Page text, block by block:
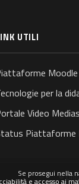
Se prosegui nella
e accesso ai
UTILI
per la
Video
Piattaforme
©